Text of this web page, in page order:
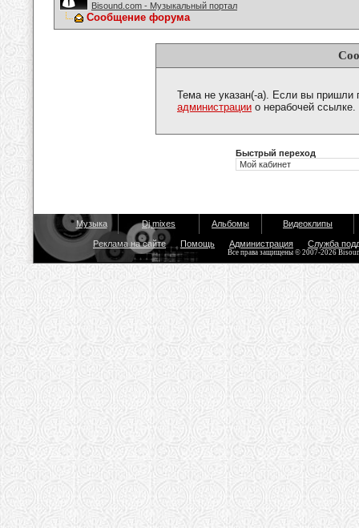
Bisound.com - Музыкальный портал
Сообщение форума
Тема не указан(-а). Если вы пришли
администрации о нерабочей ссылке.
Быстрый переход
Музыка Dj mixes Альбомы Видеоклипы
Реклама на сайте Помощь Администрация Служба
Все права защищены © 2007-2026